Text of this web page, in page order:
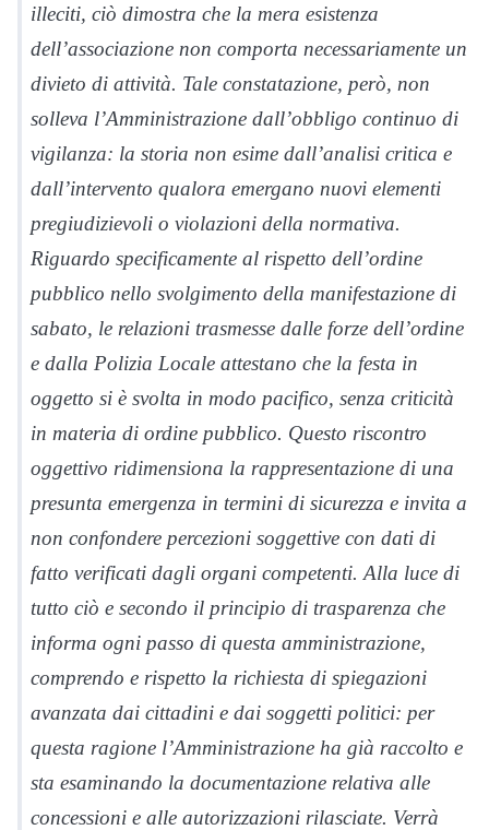
illeciti, ciò dimostra che la mera esistenza
dell’associazione non comporta necessariamente un
divieto di attività. Tale constatazione, però, non
solleva l’Amministrazione dall’obbligo continuo di
vigilanza: la storia non esime dall’analisi critica e
dall’intervento qualora emergano nuovi elementi
pregiudizievoli o violazioni della normativa.
Riguardo specificamente al rispetto dell’ordine
pubblico nello svolgimento della manifestazione di
sabato, le relazioni trasmesse dalle forze dell’ordine
e dalla Polizia Locale attestano che la festa in
oggetto si è svolta in modo pacifico, senza criticità
in materia di ordine pubblico. Questo riscontro
oggettivo ridimensiona la rappresentazione di una
presunta emergenza in termini di sicurezza e invita a
non confondere percezioni soggettive con dati di
fatto verificati dagli organi competenti. Alla luce di
tutto ciò e secondo il principio di trasparenza che
informa ogni passo di questa amministrazione,
comprendo e rispetto la richiesta di spiegazioni
avanzata dai cittadini e dai soggetti politici: per
questa ragione l’Amministrazione ha già raccolto e
sta esaminando la documentazione relativa alle
concessioni e alle autorizzazioni rilasciate. Verrà